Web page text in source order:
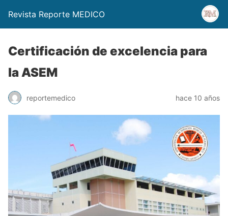
Revista Reporte MEDICO
Certificación de excelencia para
la ASEM
reportemedico hace 10 años